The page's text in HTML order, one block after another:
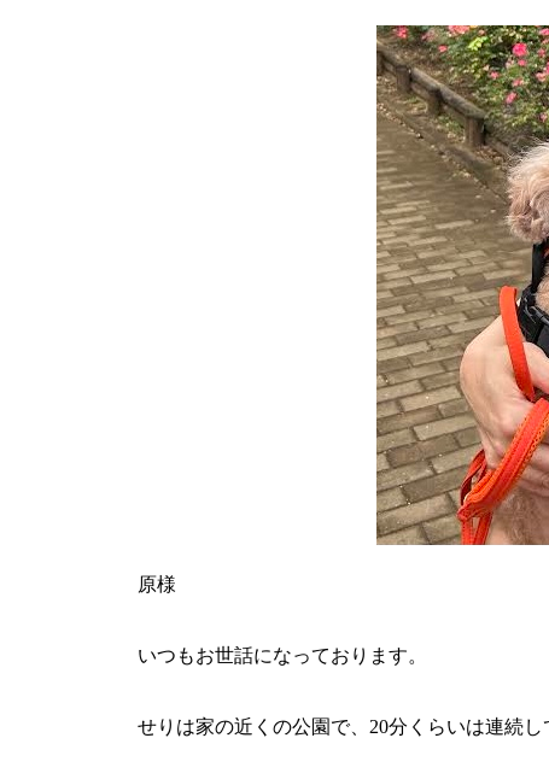
原様
いつもお世話になっております。
せりは家の近くの公園で、20分くらいは連続し